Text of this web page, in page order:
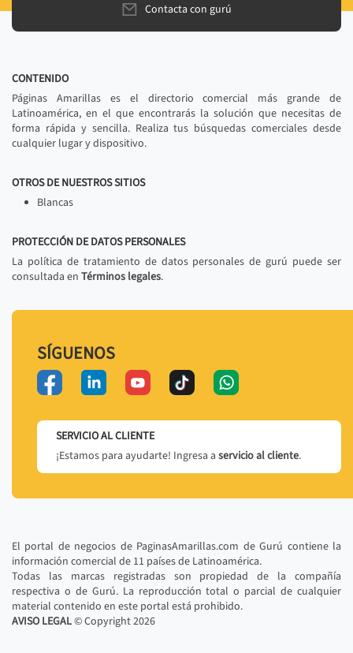
Contacta con gurú
CONTENIDO
Páginas Amarillas es el directorio comercial más grande de
Latinoamérica, en el que encontrarás la solución que necesitas de
forma rápida y sencilla. Realiza tus búsquedas comerciales desde
cualquier lugar y dispositivo.
OTROS DE NUESTROS SITIOS
Blancas
PROTECCIÓN DE DATOS PERSONALES
La política de tratamiento de datos personales de gurú puede ser
consultada en Términos legales.
SÍGUENOS
SERVICIO AL CLIENTE
¡Estamos para ayudarte! Ingresa a servicio al cliente.
El portal de negocios de PaginasAmarillas.com de Gurú contiene la
información comercial de 11 países de Latinoamérica.
Todas las marcas registradas son propiedad de la compañía
respectiva o de Gurú. La reproducción total o parcial de cualquier
material contenido en este portal está prohibido.
AVISO LEGAL© Copyright2026